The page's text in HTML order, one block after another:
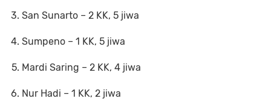
San Sunarto – 2 KK, 5 jiwa
Sumpeno – 1 KK, 5 jiwa
Mardi Saring – 2 KK, 4 jiwa
Nur Hadi – 1 KK, 2 jiwa